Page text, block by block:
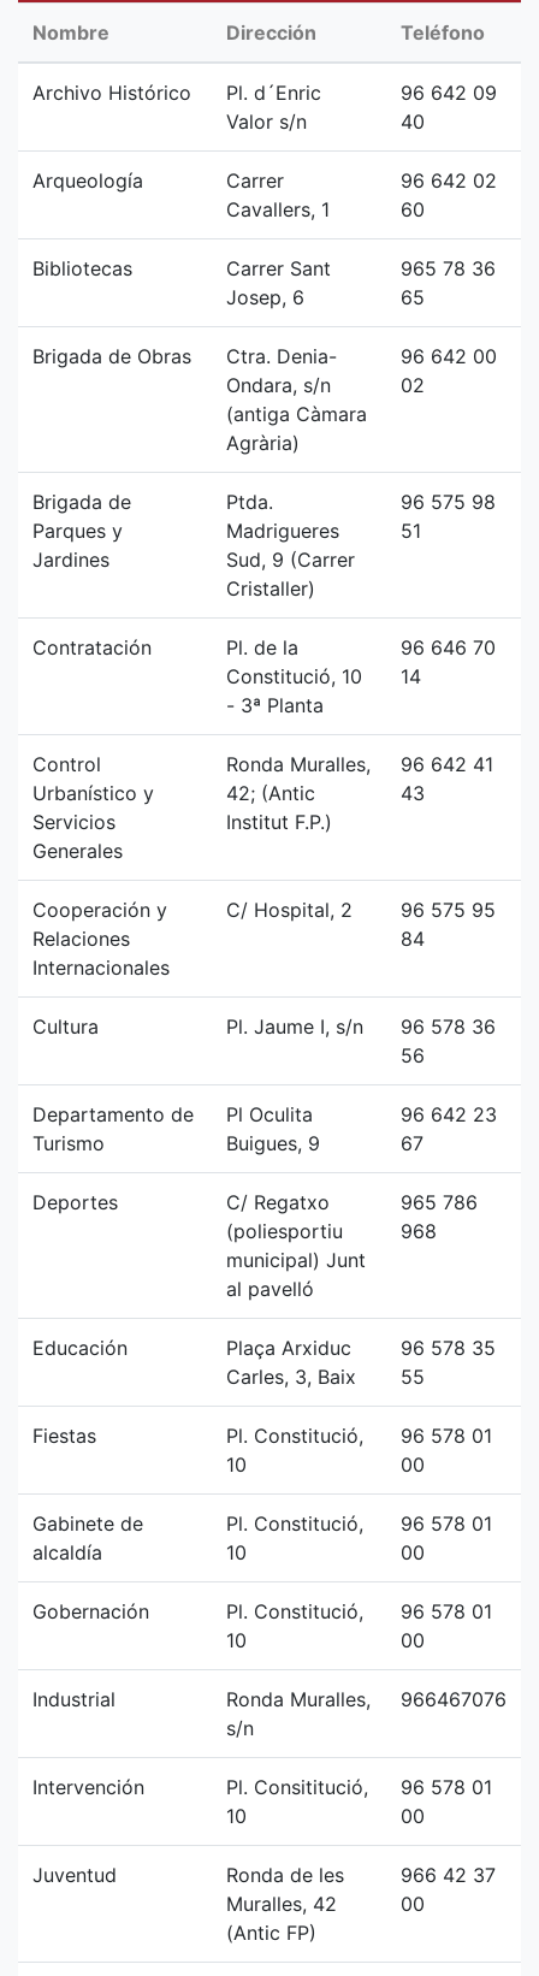
Nombre Dirección Teléfono
Archivo Histórico
Pl. d´Enric
Valor s/n
96 642 09
40
Arqueología
Carrer
Cavallers, 1
96 642 02
60
Bibliotecas
Carrer Sant
Josep, 6
965 78 36
65
Brigada de Obras
Ctra. Denia-
Ondara, s/n
(antiga Càmara
Agrària)
96 642 00
02
Brigada de
Parques y
Jardines
Ptda.
Madrigueres
Sud, 9 (Carrer
Cristaller)
96 575 98
51
Contratación
Pl. de la
Constitució, 10
- 3ª Planta
96 646 70
14
Control
Urbanístico y
Servicios
Generales
Ronda Muralles,
42; (Antic
Institut F.P.)
96 642 41
43
Cooperación y
Relaciones
Internacionales
C/ Hospital, 2
96 575 95
84
Cultura Pl. Jaume I, s/n
96 578 36
56
Departamento de
Turismo
Pl Oculita
Buigues, 9
96 642 23
67
Deportes
C/ Regatxo
(poliesportiu
municipal) Junt
al pavelló
965 786
968
Educación
Plaça Arxiduc
Carles, 3, Baix
96 578 35
55
Fiestas
Pl. Constitució,
10
96 578 01
00
Gabinete de
alcaldía
Pl. Constitució,
10
96 578 01
00
Gobernación
Pl. Constitució,
10
96 578 01
00
Industrial
Ronda Muralles,
s/n
966467076
Intervención
Pl. Consititució,
10
96 578 01
00
Juventud
Ronda de les
Muralles, 42
(Antic FP)
966 42 37
00